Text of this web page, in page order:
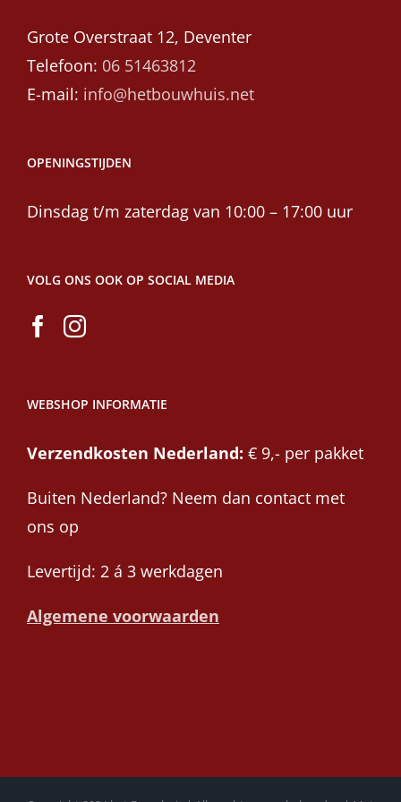
Grote Overstraat 12, Deventer
Telefoon: 06 51463812
E-mail: info@hetbouwhuis.net
OPENINGSTIJDEN
Dinsdag t/m zaterdag van 10:00 – 17:00 uur
VOLG ONS OOK OP SOCIAL MEDIA
WEBSHOP INFORMATIE
Verzendkosten Nederland: € 9,- per pakket
Buiten Nederland? Neem dan contact met
ons op
Levertijd: 2 á 3 werkdagen
Algemene voorwaarden